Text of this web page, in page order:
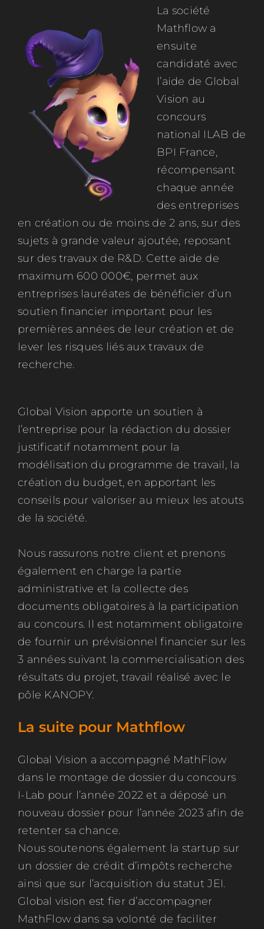
La société
Mathflow a
ensuite
candidaté avec
l’aide de Global
Vision au
concours
national ILAB de
BPI France,
récompensant
chaque année
des entreprises
en création ou de moins de 2 ans, sur des
sujets à grande valeur ajoutée, reposant
sur des travaux de R&D. Cette aide de
maximum 600 000€, permet aux
entreprises lauréates de bénéficier d’un
soutien financier important pour les
premières années de leur création et de
lever les risques liés aux travaux de
recherche.
Global Vision apporte un soutien à
l’entreprise pour la rédaction du dossier
justificatif notamment pour la
modélisation du programme de travail, la
création du budget, en apportant les
conseils pour valoriser au mieux les atouts
de la société.
Nous rassurons notre client et prenons
également en charge la partie
administrative et la collecte des
documents obligatoires à la participation
au concours. Il est notamment obligatoire
de fournir un prévisionnel financier sur les
3 années suivant la commercialisation des
résultats du projet, travail réalisé avec le
pôle KANOPY.
La suite pour Mathflow
Global Vision a accompagné MathFlow
dans le montage de dossier du concours
I-Lab pour l’année 2022 et a déposé un
nouveau dossier pour l’année 2023 afin de
retenter sa chance.
Nous soutenons également la startup sur
un dossier de crédit d’impôts recherche
ainsi que sur l’acquisition du statut JEI.
Global vision est fier d’accompagner
MathFlow dans sa volonté de faciliter